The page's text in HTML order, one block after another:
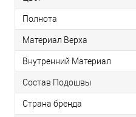
Полнота
Материал Верха
Внутренний Материал
Состав Подошвы
Страна бренда